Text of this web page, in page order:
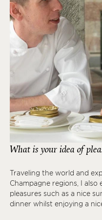
What is your idea of
Traveling the world and
Champagne regions, I also
pleasures such as a nice
dinner whilst enjoying a